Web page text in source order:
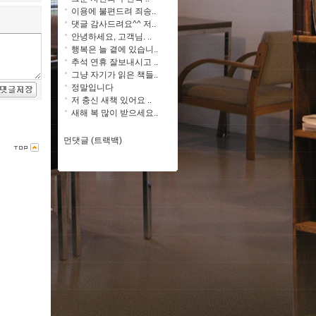
이용에 불편드려 죄송..
댓글 감사드려요^^ 저..
안녕하세요, 고객님. ..
행복은 늘 곁에 있습니..
추석 연휴 잘보내시고 ..
그냥 자기가 읽은 책들..
정말입니다
저 충신 새책 있어요 ..
새해 복 많이 받으세요..
먼댓글 (트랙백)